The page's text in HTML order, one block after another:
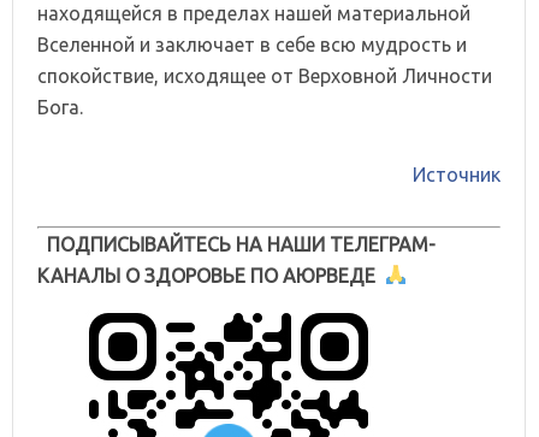
находящейся в пределах нашей материальной
Вселенной и заключает в себе всю мудрость и
спокойствие, исходящее от Верховной Личности
Бога.
Источник
ПОДПИСЫВАЙТЕСЬ НА НАШИ ТЕЛЕГРАМ-
КАНАЛЫ О ЗДОРОВЬЕ ПО АЮРВЕДЕ